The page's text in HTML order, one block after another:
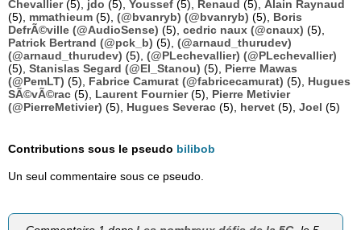
Chevallier(5), jdo (5), Youssef (5), Renaud (5), Alain Raynaud
(5), mmathieum (5), (@bvanryb) (@bvanryb) (5), Boris
DefrÃ©ville (@AudioSense) (5), cedric naux (@cnaux) (5),
Patrick Bertrand (@pck_b) (5), (@arnaud_thurudev)
(@arnaud_thurudev) (5), (@PLechevallier) (@PLechevallier)
(5), Stanislas Segard (@El_Stanou) (5), Pierre Mawas
(@PemLT) (5), Fabrice Camurat (@fabricecamurat) (5), Hugues
SÃ©vÃ©rac (5), Laurent Fournier(5), Pierre Metivier
(@PierreMetivier) (5), Hugues Severac (5), hervet (5), Joel (5)
Contributions sous le pseudo bilibob
Un seul commentaire sous ce pseudo.